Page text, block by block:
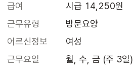
급여
시급 14,250원
근무유형
방문요양
어르신정보
여성
근무요일
월, 수, 금 (주 3일)